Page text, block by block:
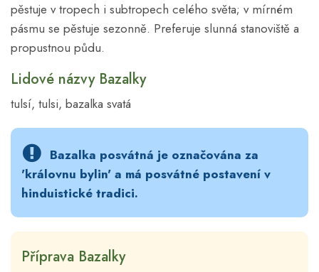
pěstuje v tropech i subtropech celého světa; v mírném
pásmu se pěstuje sezonně. Preferuje slunná stanoviště a
propustnou půdu.
Lidové názvy Bazalky
tulsí, tulsi, bazalka svatá
Bazalka posvátná je označována za
'královnu bylin' a má posvátné postavení v
hinduistické tradici.
Příprava Bazalky